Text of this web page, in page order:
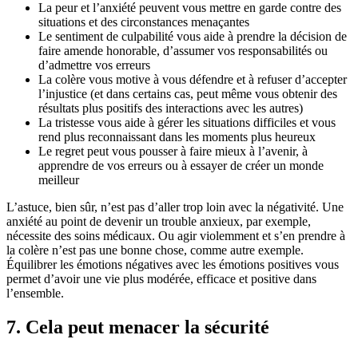
La peur et l’anxiété peuvent vous mettre en garde contre des
situations et des circonstances menaçantes
Le sentiment de culpabilité vous aide à prendre la décision de
faire amende honorable, d’assumer vos responsabilités ou
d’admettre vos erreurs
La colère vous motive à vous défendre et à refuser d’accepter
l’injustice (et dans certains cas, peut même vous obtenir des
résultats plus positifs des interactions avec les autres)
La tristesse vous aide à gérer les situations difficiles et vous
rend plus reconnaissant dans les moments plus heureux
Le regret peut vous pousser à faire mieux à l’avenir, à
apprendre de vos erreurs ou à essayer de créer un monde
meilleur
L’astuce, bien sûr, n’est pas d’aller trop loin avec la négativité. Une
anxiété au point de devenir un trouble anxieux, par exemple,
nécessite des soins médicaux. Ou agir violemment et s’en prendre à
la colère n’est pas une bonne chose, comme autre exemple.
Équilibrer les émotions négatives avec les émotions positives vous
permet d’avoir une vie plus modérée, efficace et positive dans
l’ensemble.
7. Cela peut menacer la sécurité